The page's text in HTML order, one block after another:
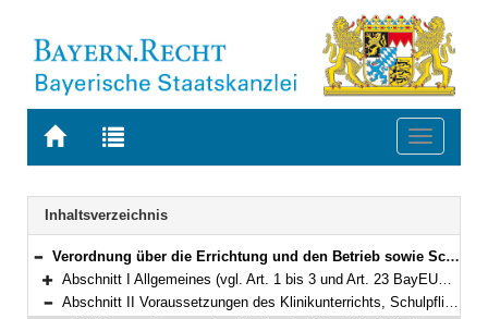
Zur
BAYERN.RECHT
Zur
letzten
Suche
Toggle
Navigation
Inhaltsverzeichnis
Bereich reduzieren
Verordnung über die Errichtung und den Betrieb sowie Schulordnung der Klinikschulen in Bayern (Klinikschulordnung – KSO) Vom 1. Juli 1999 (GVBl. S. 288) BayRS 2233-2-7-K (§§ 1–27)
Bereich erweitern
Abschnitt I Allgemeines (vgl. Art. 1 bis 3 und Art. 23 BayEUG) (§§ 1–6)
Abschnitt II Voraussetzungen des Klinikunterrichts, Schulpflicht, Aufnahme und Wiedereingliederung (vgl. Art. 23, 41 Abs. 1, Art. 44 BayEUG) (§§ 7–9)